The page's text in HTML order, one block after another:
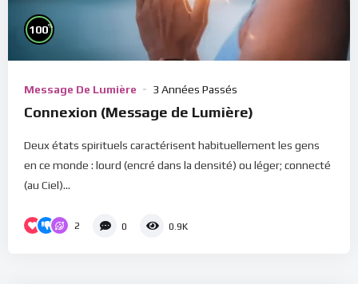
100%
Message De Lumière 3 Années Passés
Connexion (Message de Lumière)
Deux états spirituels caractérisent habituellement les gens
en ce monde : lourd (encré dans la densité) ou léger; connecté
(au Ciel)...
2 0 0.9K